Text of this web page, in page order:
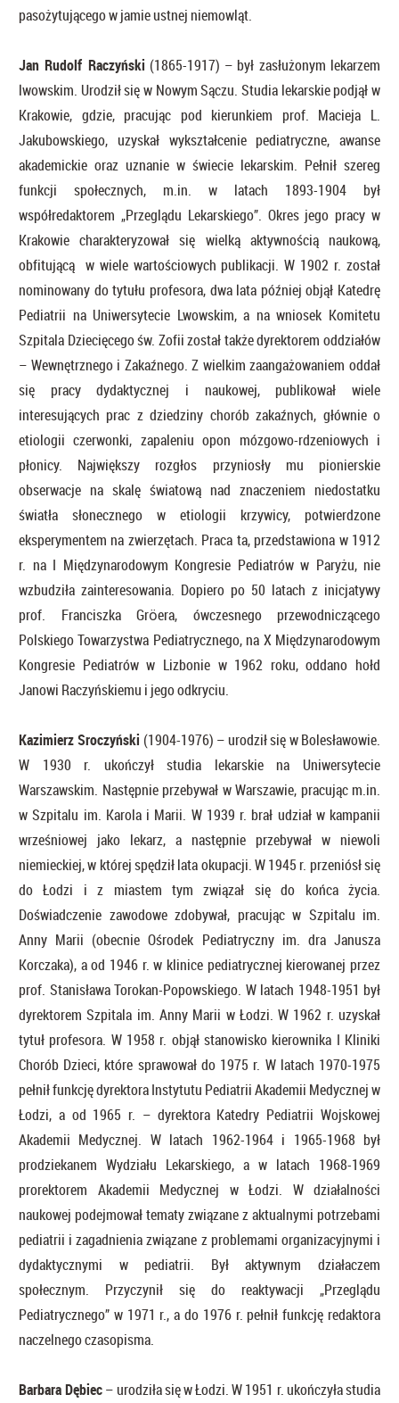
pasożytującego w jamie ustnej niemowląt.
Jan Rudolf Raczyński (1865-1917) – był zasłużonym lekarzem
lwowskim. Urodził się w Nowym Sączu. Studia lekarskie podjął w
Krakowie, gdzie, pracując pod kierunkiem prof. Macieja L.
Jakubowskiego, uzyskał wykształcenie pediatryczne, awanse
akademickie oraz uznanie w świecie lekarskim. Pełnił szereg
funkcji społecznych, m.in. w latach 1893-1904 był
współredaktorem „Przeglądu Lekarskiego”. Okres jego pracy w
Krakowie charakteryzował się wielką aktywnością naukową,
obfitującą w wiele wartościowych publikacji. W 1902 r. został
nominowany do tytułu profesora, dwa lata później objął Katedrę
Pediatrii na Uniwersytecie Lwowskim, a na wniosek Komitetu
Szpitala Dziecięcego św. Zofii został także dyrektorem oddziałów
– Wewnętrznego i Zakaźnego. Z wielkim zaangażowaniem oddał
się pracy dydaktycznej i naukowej, publikował wiele
interesujących prac z dziedziny chorób zakaźnych, głównie o
etiologii czerwonki, zapaleniu opon mózgowo-rdzeniowych i
płonicy. Największy rozgłos przyniosły mu pionierskie
obserwacje na skalę światową nad znaczeniem niedostatku
światła słonecznego w etiologii krzywicy, potwierdzone
eksperymentem na zwierzętach. Praca ta, przedstawiona w 1912
r. na I Międzynarodowym Kongresie Pediatrów w Paryżu, nie
wzbudziła zainteresowania. Dopiero po 50 latach z inicjatywy
prof. Franciszka Gröera, ówczesnego przewodniczącego
Polskiego Towarzystwa Pediatrycznego, na X Międzynarodowym
Kongresie Pediatrów w Lizbonie w 1962 roku, oddano hołd
Janowi Raczyńskiemu i jego odkryciu.
Kazimierz Sroczyński (1904-1976) – urodził się w Bolesławowie.
W 1930 r. ukończył studia lekarskie na Uniwersytecie
Warszawskim. Następnie przebywał w Warszawie, pracując m.in.
w Szpitalu im. Karola i Marii. W 1939 r. brał udział w kampanii
wrześniowej jako lekarz, a następnie przebywał w niewoli
niemieckiej, w której spędził lata okupacji. W 1945 r. przeniósł się
do Łodzi i z miastem tym związał się do końca życia.
Doświadczenie zawodowe zdobywał, pracując w Szpitalu im.
Anny Marii (obecnie Ośrodek Pediatryczny im. dra Janusza
Korczaka), a od 1946 r. w klinice pediatrycznej kierowanej przez
prof. Stanisława Torokan-Popowskiego. W latach 1948-1951 był
dyrektorem Szpitala im. Anny Marii w Łodzi. W 1962 r. uzyskał
tytuł profesora. W 1958 r. objął stanowisko kierownika I Kliniki
Chorób Dzieci, które sprawował do 1975 r. W latach 1970-1975
pełnił funkcję dyrektora Instytutu Pediatrii Akademii Medycznej w
Łodzi, a od 1965 r. – dyrektora Katedry Pediatrii Wojskowej
Akademii Medycznej. W latach 1962-1964 i 1965-1968 był
prodziekanem Wydziału Lekarskiego, a w latach 1968-1969
prorektorem Akademii Medycznej w Łodzi. W działalności
naukowej podejmował tematy związane z aktualnymi potrzebami
pediatrii i zagadnienia związane z problemami organizacyjnymi i
dydaktycznymi w pediatrii. Był aktywnym działaczem
społecznym. Przyczynił się do reaktywacji „Przeglądu
Pediatrycznego” w 1971 r., a do 1976 r. pełnił funkcję redaktora
naczelnego czasopisma.
Barbara Dębiec– urodziła się w Łodzi. W 1951 r. ukończyła studia